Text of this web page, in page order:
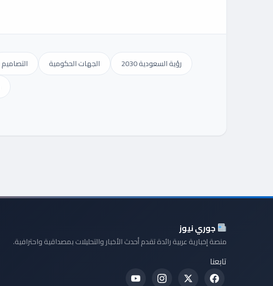
التصاميم الجهات الحكومية
رؤية السعودية 2030
جوري نيوز
منصة إخبارية عربية رائدة تقدم أحدث الأخبار والتحليلات بمصداقية واحترافية.
تابعنا